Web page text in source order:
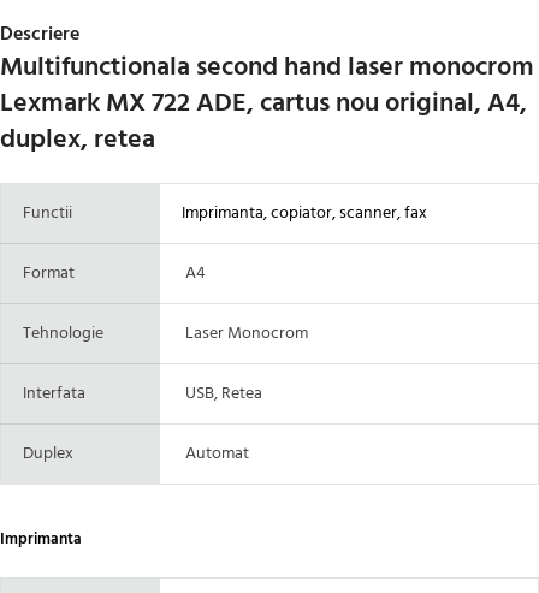
Descriere
Multifunctionala second hand laser monocrom
Lexmark MX 722 ADE, cartus nou original, A4,
duplex, retea
Functii Imprimanta, copiator, scanner, fax
Format A4
Tehnologie Laser Monocrom
Interfata USB, Retea
Duplex Automat
Imprimanta